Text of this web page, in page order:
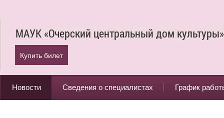
МАУК «Очерский центральный дом культуры»
Купить билет
Новости Сведения о специалистах График